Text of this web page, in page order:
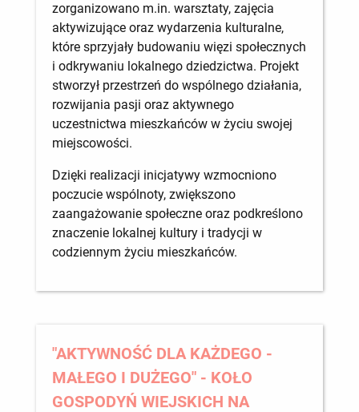
zorganizowano m.in. warsztaty, zajęcia
aktywizujące oraz wydarzenia kulturalne,
które sprzyjały budowaniu więzi społecznych
i odkrywaniu lokalnego dziedzictwa. Projekt
stworzył przestrzeń do wspólnego działania,
rozwijania pasji oraz aktywnego
uczestnictwa mieszkańców w życiu swojej
miejscowości.
Dzięki realizacji inicjatywy wzmocniono
poczucie wspólnoty, zwiększono
zaangażowanie społeczne oraz podkreślono
znaczenie lokalnej kultury i tradycji w
codziennym życiu mieszkańców.
"AKTYWNOŚĆ DLA KAŻDEGO -
MAŁEGO I DUŻEGO" - KOŁO
GOSPODYŃ WIEJSKICH NA